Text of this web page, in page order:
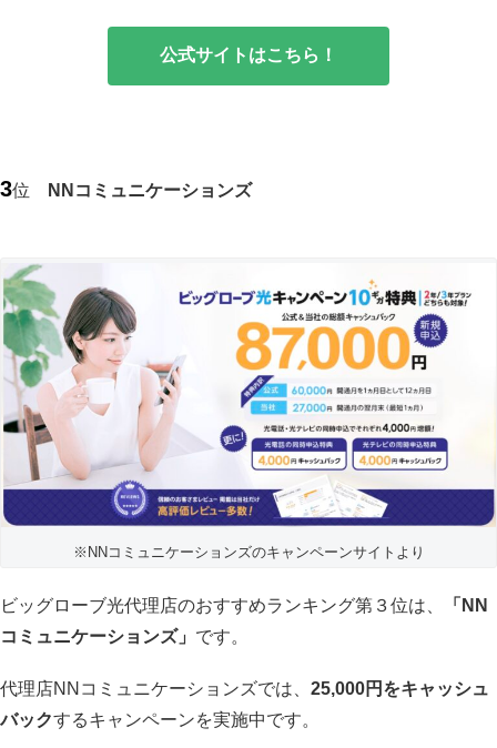
公式サイトはこちら！
3位 NNコミュニケーションズ
※NNコミュニケーションズのキャンペーンサイトより
ビッグローブ光代理店のおすすめランキング第３位は、
「NN
コミュニケーションズ」 です。
代理店NNコミュニケーションズでは、 25,000円をキャッシュ
バックするキャンペーンを実施中です。